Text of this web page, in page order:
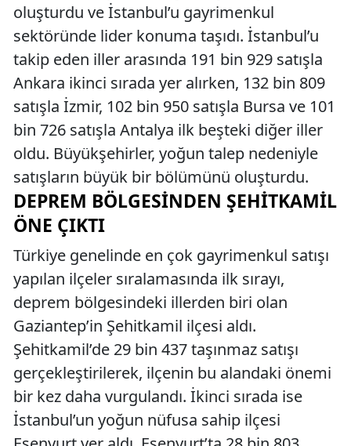
oluşturdu ve İstanbul’u gayrimenkul
sektöründe lider konuma taşıdı. İstanbul’u
takip eden iller arasında 191 bin 929 satışla
Ankara ikinci sırada yer alırken, 132 bin 809
satışla İzmir, 102 bin 950 satışla Bursa ve 101
bin 726 satışla Antalya ilk beşteki diğer iller
oldu. Büyükşehirler, yoğun talep nedeniyle
satışların büyük bir bölümünü oluşturdu.
DEPREM BÖLGESINDEN ŞEHITKAMIL
ÖNE ÇIKTI
Türkiye genelinde en çok gayrimenkul satışı
yapılan ilçeler sıralamasında ilk sırayı,
deprem bölgesindeki illerden biri olan
Gaziantep’in Şehitkamil ilçesi aldı.
Şehitkamil’de 29 bin 437 taşınmaz satışı
gerçekleştirilerek, ilçenin bu alandaki önemi
bir kez daha vurgulandı. İkinci sırada ise
İstanbul’un yoğun nüfusa sahip ilçesi